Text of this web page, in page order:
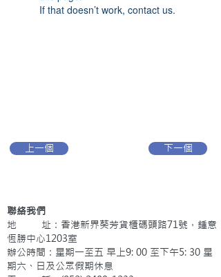
If that doesn’t work, contact us.
上一個 下一個
聯絡我們
地 址：香港新界葵芳貨櫃碼頭路71號，鍾意
恆勝中心1203室
辦公時間：星期一至五 早上9: 00 至下午5: 30 星
期六、日及公眾假期休息